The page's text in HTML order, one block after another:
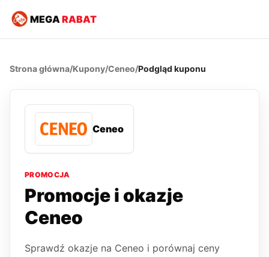
MEGARABAT
Strona główna/Kupony/Ceneo/Podgląd kuponu
Ceneo
PROMOCJA
Promocje i okazje
Ceneo
Sprawdź okazje na Ceneo i porównaj ceny